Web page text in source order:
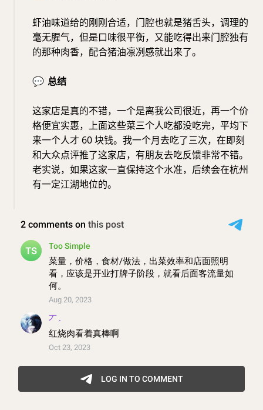
虾油味道给的刚刚合适，门腔也就是猪舌头，调理的
毫无腥气，但是口味很平衡，又能吃得出来门腔独有
的那种肉香，配合猪油凛冽感就出来了。
💬 总结
这家店是真的不错，一个是离我公司很近，再一个价
格便宜实惠，上面这些菜三个人吃都没吃完，平均下
来一个人才 60 块钱。我一个月去吃了三次，在即刻
和大众点评推了这家店，有朋友去吃反馈非常不错。
老实说，如果这家一直保持这个水准，后续会在杭州
有一定江湖地位的。